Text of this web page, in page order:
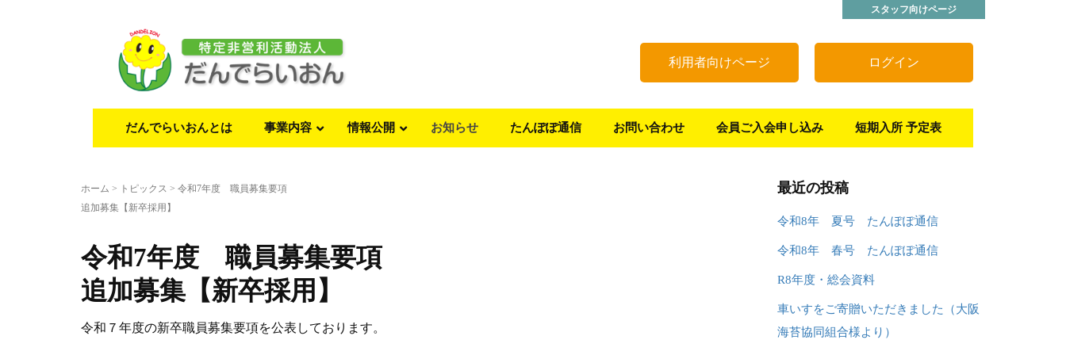
スタッフ向けページ
ログイン
利用者向けページ
だんでらいおんとは 事業内容 情報公開 お知らせ たんぽぽ通信 お問い合わせ 会員ご入会申し込み 短期入所 予定表
ホーム > トピックス > 令和7年度 職員募集要項
追加募集【新卒採用】
令和7年度 職員募集要項
追加募集【新卒採用】
令和７年度の新卒職員募集要項を公表しております。
最近の投稿
令和8年 夏号 たんぽぽ通信
令和8年 春号 たんぽぽ通信
R8年度・総会資料
車いすをご寄贈いただきました（大阪
海苔協同組合様より）